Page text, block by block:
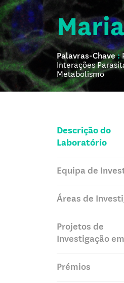
Palavras-Chave:
Interações
Metabolismo
Descrição do
Laboratório
Equipa de
Áreas de
Projetos de
Investigação
Prémios